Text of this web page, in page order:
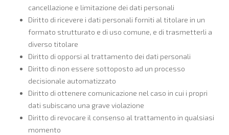
cancellazione e limitazione dei dati personali
Diritto di ricevere i dati personali forniti al titolare in un
formato strutturato e di uso comune, e di trasmetterli a
diverso titolare
Diritto di opporsi al trattamento dei dati personali
Diritto di non essere sottoposto ad un processo
decisionale automatizzato
Diritto di ottenere comunicazione nel caso in cui i propri
dati subiscano una grave violazione
Diritto di revocare il consenso al trattamento in qualsiasi
momento